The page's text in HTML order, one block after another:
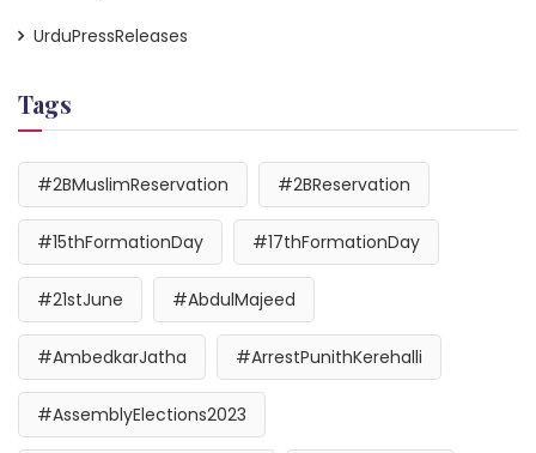
UrduPressReleases
Tags
#2BMuslimReservation #2BReservation
#15thFormationDay #17thFormationDay
#21stJune #AbdulMajeed
#AmbedkarJatha #ArrestPunithKerehalli
#AssemblyElections2023